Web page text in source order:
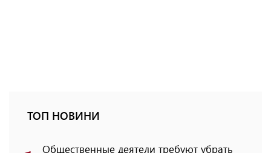
ТОП НОВИНИ
Общественные деятели требуют убрать